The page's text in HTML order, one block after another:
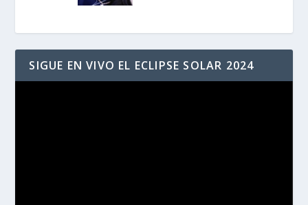
SIGUE EN VIVO EL ECLIPSE SOLAR 2024